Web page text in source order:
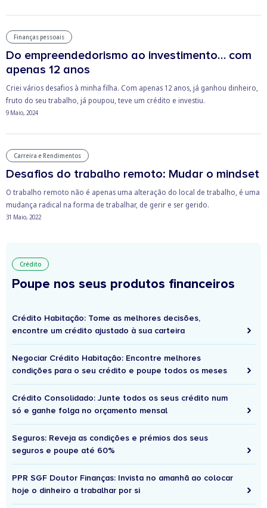
Finanças pessoais
Do empreendedorismo ao investimento… com
apenas 12 anos
Criei vários desafios à minha filha. Com apenas 12 anos, já ganhou dinheiro,
fruto do seu trabalho, já poupou, teve um crédito e investiu.
9 Maio, 2024
Carreira e Rendimentos
Desafios do trabalho remoto: Mudar o mindset
O trabalho remoto não é apenas uma alteração do local de trabalho, é uma
mudança radical na forma de trabalhar, de gerir e ser gerido.
31 Maio, 2022
Crédito
Poupe nos seus produtos financeiros
Crédito Habitação: Tome as melhores decisões,
encontre um crédito ajustado à sua carteira
Negociar Crédito Habitação: Encontre melhores
condições para o seu crédito e poupe todos os meses
Crédito Consolidado: Junte todos os seus crédito num
só e ganhe folga no orçamento mensal
Seguros: Reveja as condições e prémios dos seus
seguros e poupe até 60%
PPR SGF Doutor Finanças: Invista no amanhã ao colocar
hoje o dinheiro a trabalhar por si